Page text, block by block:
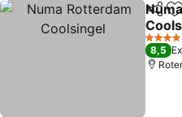
Ver
4
8,5